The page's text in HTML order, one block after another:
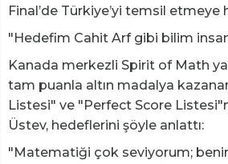
Final’de Türkiye’yi temsil etmeye
"Hedefim Cahit Arf gibi bilim
Kanada merkezli Spirit of Math
tam puanla altın madalya
Listesi" ve "Perfect Score
Üstev, hedeflerini şöyle anlattı:
"Matematiği çok seviyorum;